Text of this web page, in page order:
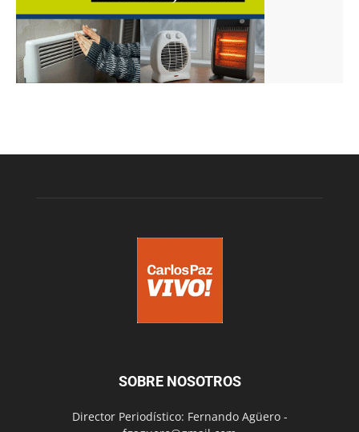
SOBRE NOSOTROS
Director Periodístico: Fernando Agüero -